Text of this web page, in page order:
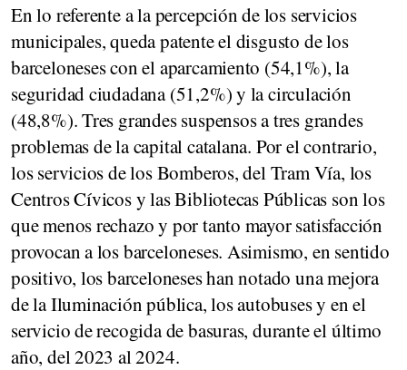
En lo referente a la percepción de los servicios
municipales, queda patente el disgusto de los
barceloneses con el aparcamiento (54,1%), la
seguridad ciudadana (51,2%) y la circulación
(48,8%). Tres grandes suspensos a tres grandes
problemas de la capital catalana. Por el contrario,
los servicios de los Bomberos, del Tram Vía, los
Centros Cívicos y las Bibliotecas Públicas son los
que menos rechazo y por tanto mayor satisfacción
provocan a los barceloneses. Asimismo, en sentido
positivo, los barceloneses han notado una mejora
de la Iluminación pública, los autobuses y en el
servicio de recogida de basuras, durante el último
año, del 2023 al 2024.